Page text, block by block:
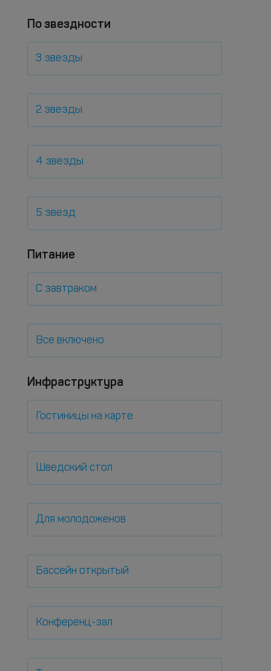
По звездности
3 звезды
2 звезды
4 звезды
5 звезд
Питание
С завтраком
Все включено
Инфраструктура
Гостиницы на карте
Шведский стол
Для молодоженов
Бассейн открытый
Конференц-зал